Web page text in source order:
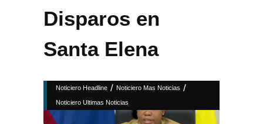
Disparos en
Santa Elena
Noticiero Headline / Noticiero Mas Noticias /
Noticiero Ultimas Noticias